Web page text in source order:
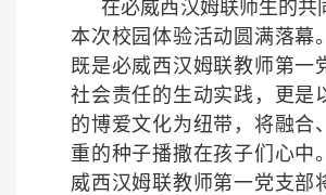
在必威西汉姆联师生的共
本次校园体验活动圆满落幕
既是必威西汉姆联教师第一
社会责任的生动实践，更是
的博爱文化为纽带，将融合
重的种子播撒在孩子们心中
威西汉姆联教师第一党支部